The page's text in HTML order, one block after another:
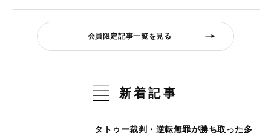
会員限定記事一覧を見る
新着記事
タトゥー裁判・逆転無罪が勝ち取った多